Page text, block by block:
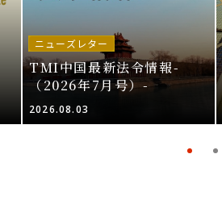
ニューズレター
TMI中国最新法令情報-
（2026年7月号）-
2026.08.03